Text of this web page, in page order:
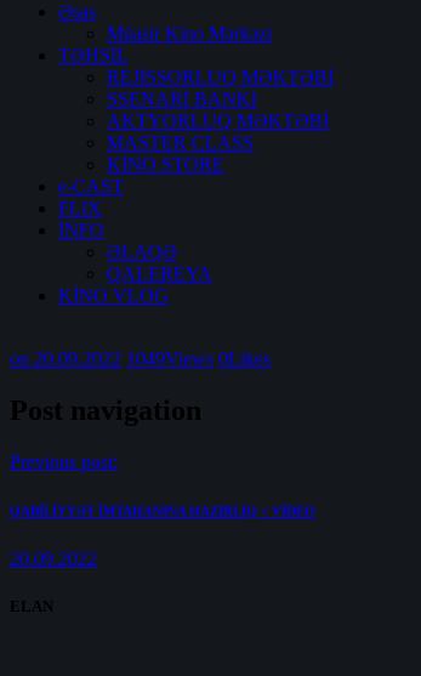
Əsas
Müasir Kino Mərkəzi
TƏHSİL
REJİSSORLUQ MƏKTƏBİ
SSENARİ BANKI
AKTYORLUQ MƏKTƏBİ
MASTER CLASS
KİNO STORE
e-CAST
FLIX
İNFO
ƏLAQƏ
QALEREYA
KİNO VLOG
on 20.09.2022 1049Views 0Likes
Post navigation
Previous post:
QABİLİYYƏT İMTAHANINA HAZIRLIQ + VİDEO
20.09.2022
ELAN